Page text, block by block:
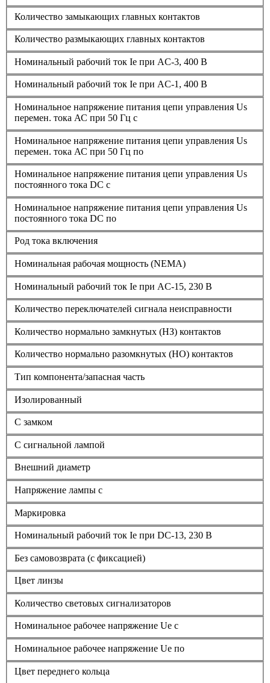
Количество замыкающих главных контактов
Количество размыкающих главных контактов
Номинальный рабочий ток Ie при AC-3, 400 В
Номинальный рабочий ток Ie при AC-1, 400 В
Номинальное напряжение питания цепи управления Us
перемен. тока АС при 50 Гц с
Номинальное напряжение питания цепи управления Us
перемен. тока АС при 50 Гц по
Номинальное напряжение питания цепи управления Us
постоянного тока DC с
Номинальное напряжение питания цепи управления Us
постоянного тока DC по
Род тока включения
Номинальная рабочая мощность (NEMA)
Номинальный рабочий ток Ie при AC-15, 230 В
Количество переключателей сигнала неисправности
Количество нормально замкнутых (НЗ) контактов
Количество нормально разомкнутых (НО) контактов
Тип компонента/запасная часть
Изолированный
С замком
С сигнальной лампой
Внешний диаметр
Напряжение лампы с
Маркировка
Номинальный рабочий ток Ie при DC-13, 230 В
Без самовозврата (с фиксацией)
Цвет линзы
Количество световых сигнализаторов
Номинальное рабочее напряжение Ue с
Номинальное рабочее напряжение Ue по
Цвет переднего кольца